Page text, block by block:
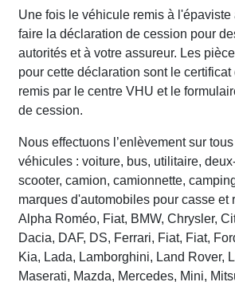
Une fois le véhicule remis à l'épaviste
faire la déclaration de cession pour
autorités et à votre assureur. Les
pour cette déclaration sont le certificat
remis par le centre VHU et le
de cession.
Nous effectuons l’enlèvement sur
véhicules : voiture, bus, utilitaire,
scooter, camion, camionnette,
marques d'automobiles pour casse et
Alpha Roméo, Fiat, BMW, Chrysler,
Dacia, DAF, DS, Ferrari, Fiat, Fiat,
Kia, Lada, Lamborghini, Land Rover,
Maserati, Mazda, Mercedes, Mini,